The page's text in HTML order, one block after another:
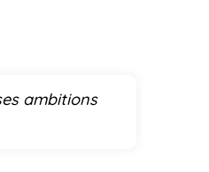
ambitions